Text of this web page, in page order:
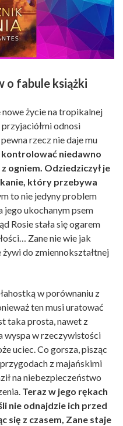
o fabule książki
życie na tropikalnej
odnosi
rzecz nie daje mu
kontrolować niedawno
ogniem. Odziedziczył je
który przebywa
to nie jedyny problem
jego ukochanym psem
Rosie stała się ogarem
Zane nie wie jak
do zmiennokształtnej
w porównaniu z
ten musi uratować
taka prosta, nawet z
wyspa w rzeczywistości
uciec. Co gorsza, pisząc
z majańskimi
na niebezpieczeństwo
Teraz w jego rękach
nie odnajdzie ich przed
się z czasem, Zane staje